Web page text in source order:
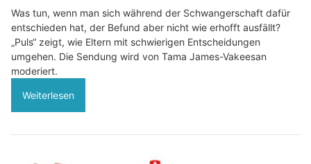
Was tun, wenn man sich während der Schwangerschaft dafür
entschieden hat, der Befund aber nicht wie erhofft ausfällt?
„Puls“ zeigt, wie Eltern mit schwierigen Entscheidungen
umgehen. Die Sendung wird von Tama James-Vakeesan
moderiert.
Weiterlesen